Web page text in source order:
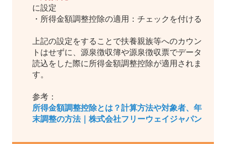
に設定
・所得金額調整控除の適用：チェックを付ける
上記の設定をすることで扶養親族等へのカウン
トはせずに、源泉徴収簿や源泉徴収票でデータ
読込をした際に所得金額調整控除が適用されま
す。
参考：
所得金額調整控除とは？計算方法や対象者、年
末調整の方法｜株式会社フリーウェイジャパン